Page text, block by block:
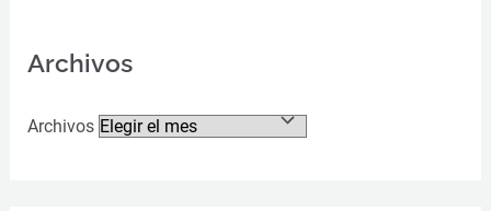
Archivos
Archivos